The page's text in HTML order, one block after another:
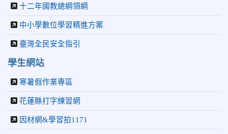
十二年國教總綱領綱
中小學數位學習精進方案
臺灣全民安全指引
學生網站
寒暑假作業專區
花蓮縣打字練習網
因材網&學習拍1171